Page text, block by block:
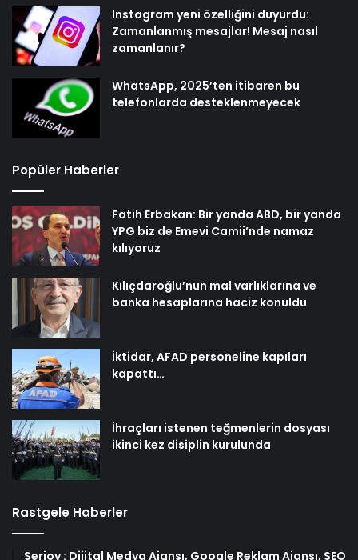
Instagram yeni özelliğini duyurdu:
Zamanlanmış mesajlar! Mesaj nasıl
zamanlanır?
WhatsApp, 2025’ten itibaren bu
telefonlarda desteklenmeyecek
Popüler Haberler
Fatih Erbakan: Bir yanda ABD, bir yanda
YPG biz de Emevi Camii’nde namaz
kılıyoruz
Kılıçdaroğlu’nun mal varlıklarına ve
banka hesaplarına haciz konuldu
İktidar, AFAD personeline kapıları
kapattı…
İhraçları istenen teğmenlerin dosyası
ikinci kez disiplin kurulunda
Rastgele Haberler
Serjoy : Dijital Medya Ajansı, Google Reklam Ajansı, SEO